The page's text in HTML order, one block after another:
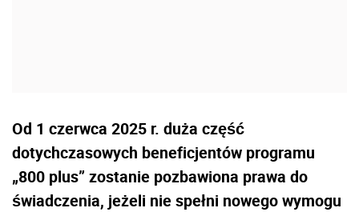
Od 1 czerwca 2025 r. duża część
dotychczasowych beneficjentów programu
„800 plus” zostanie pozbawiona prawa do
świadczenia, jeżeli nie spełni nowego wymogu